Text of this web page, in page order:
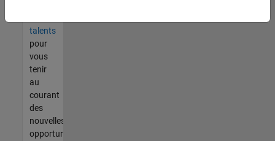
talents
pour
vous
tenir
au
courant
des
nouvelles
opportunités